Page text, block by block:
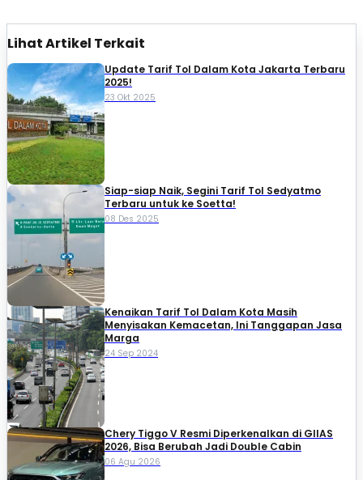
Lihat Artikel Terkait
Update Tarif Tol Dalam Kota Jakarta Terbaru
2025!
23 Okt 2025
Siap-siap Naik, Segini Tarif Tol Sedyatmo
Terbaru untuk ke Soetta!
08 Des 2025
Kenaikan Tarif Tol Dalam Kota Masih
Menyisakan Kemacetan, Ini Tanggapan Jasa
Marga
24 Sep 2024
Chery Tiggo V Resmi Diperkenalkan di GIIAS
2026, Bisa Berubah Jadi Double Cabin
06 Agu 2026